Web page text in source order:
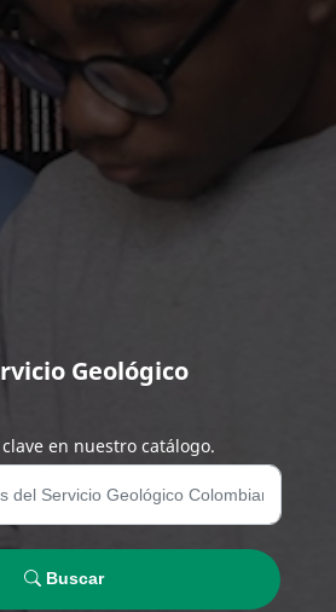
Geológico
en nuestro catálogo.
Buscar